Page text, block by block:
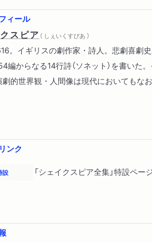
ィール
スピア （ しぇいくすぴあ ）
。イギリスの劇作家・詩人。悲劇喜劇
編からなる14行詩（ソネット）を書いた
的世界観・人間像は現代においてもな
ンク
設 「シェイクスピア全集」特設ペー